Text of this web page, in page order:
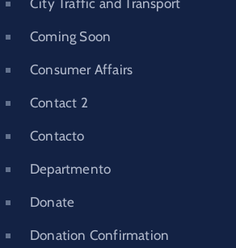
Coming Soon
Consumer Affairs
Contact 2
Contacto
Departmento
Donate
Donation Confirmation